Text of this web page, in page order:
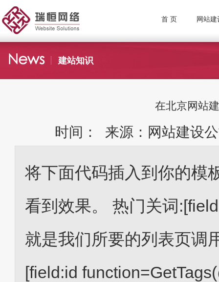
首 页 网站建
建站知识
在北京网站
时间： 来源：网站建设
将下面代码插入到你的模
看到效果。 热门关词
就是我们所要的列表页调
[field:id